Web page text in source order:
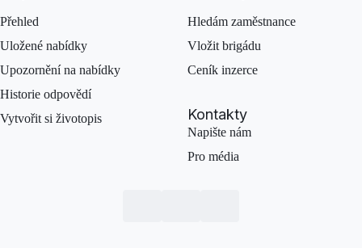
Přehled
Uložené nabídky
Upozornění na nabídky
Historie odpovědí
Vytvořit si životopis
Hledám zaměstnance
Vložit brigádu
Ceník inzerce
Kontakty
Napište nám
Pro média